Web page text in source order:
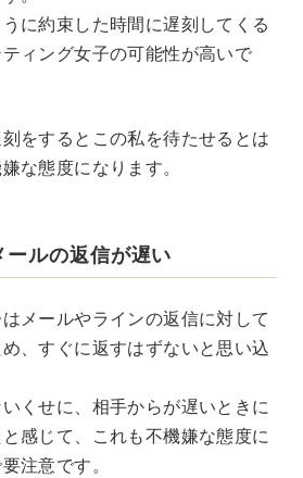
に約束した時間に遅刻してくる
ィング女子の可能性が高いで
をするとこの私を待たせるとは
な態度になります。
ールの返信が遅い
メールやラインの返信に対して
、すぐに返すはずないと思い込
くせに、相手からが遅いときに
感じて、これも不機嫌な態度に
注意です。